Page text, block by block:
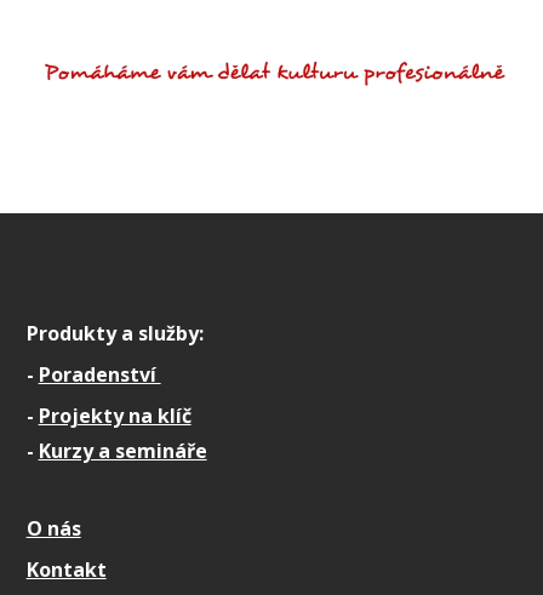
Produkty a služby:
- Poradenství
- Projekty na klíč
- Kurzy a semináře
O nás
Kontakt